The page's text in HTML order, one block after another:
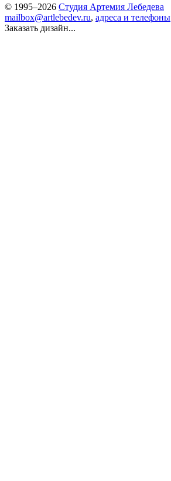
© 1995–2026 Студия Артемия Лебедева
mailbox@artlebedev.ru, адреса и телефоны
Заказать дизайн...